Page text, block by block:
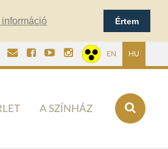
információ Értem
EN HU
A SZÍNHÁZ